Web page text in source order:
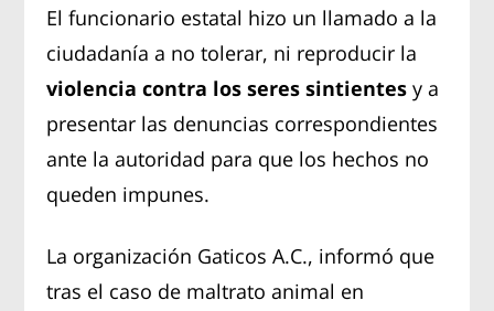
El funcionario estatal hizo un llamado a la
ciudadanía a no tolerar, ni reproducir la
violencia contra los seres sintientesy a
presentar las denuncias correspondientes
ante la autoridad para que los hechos no
queden impunes.
La organización Gaticos A.C., informó que
tras el caso de maltrato animal en